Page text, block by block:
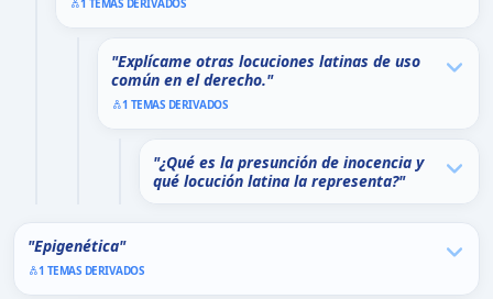
1 TEMAS DERIVADOS
"Explícame otras locuciones latinas de uso
común en el derecho."
1 TEMAS DERIVADOS
"¿Qué es la presunción de inocencia y
qué locución latina la representa?"
"Epigenética"
1 TEMAS DERIVADOS